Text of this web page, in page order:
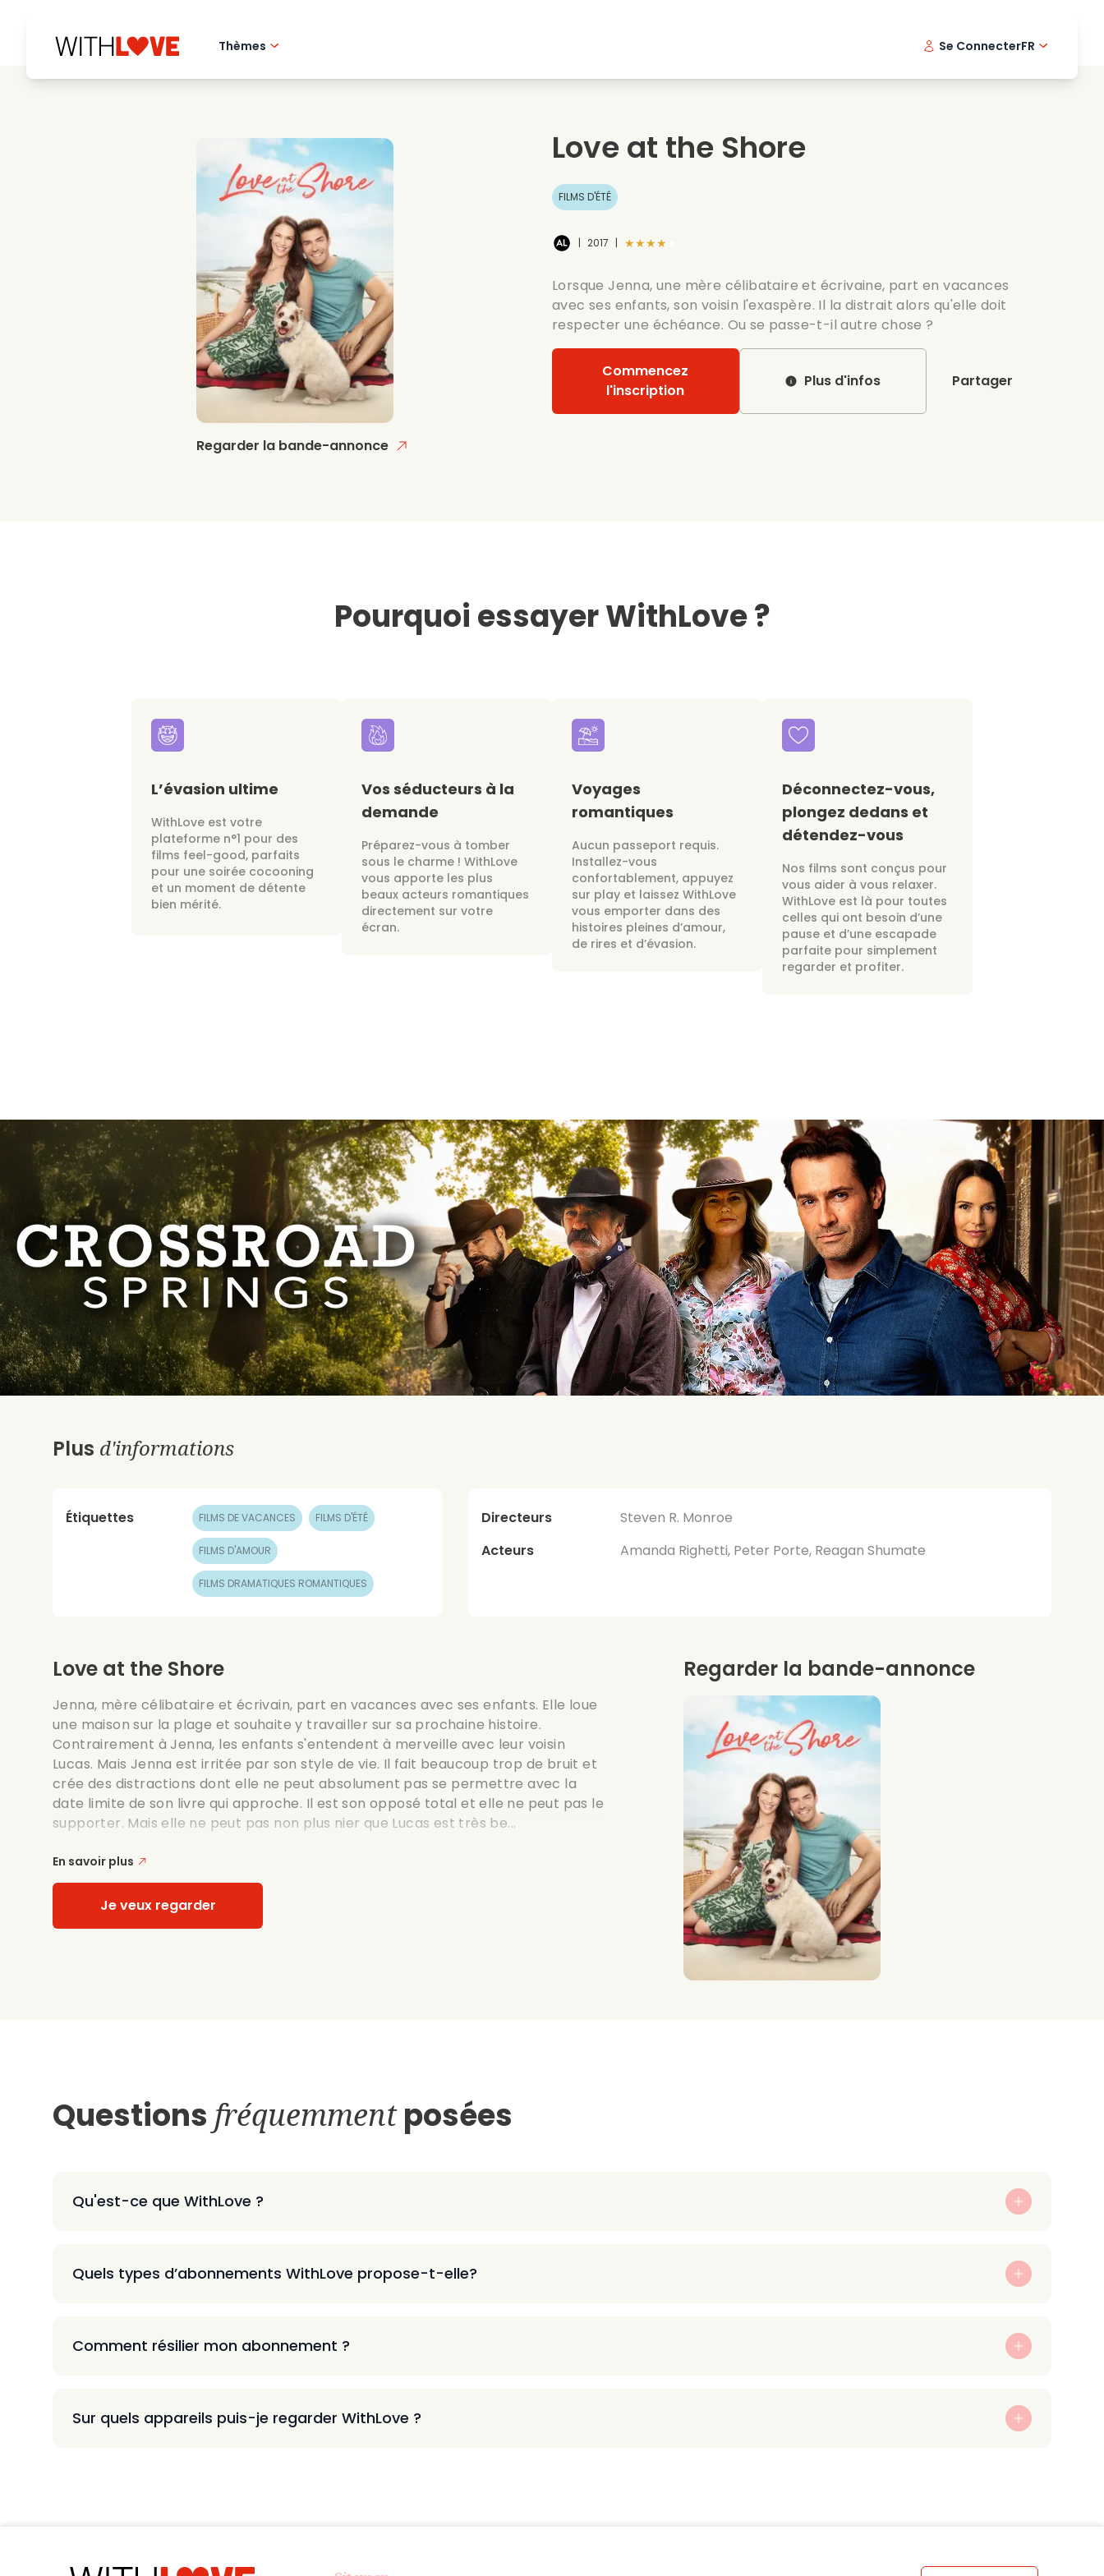
Thèmes
Mysteres
Date films
Series romantiques
Se ConnecterFR
Regarder la bande-annonce
Love at the Shore
FILMS D'ÉTÉ
| 2017 | ★★★★★
Lorsque Jenna, une mère célibataire et écrivaine, part en vacances
avec ses enfants, son voisin l'exaspère. Il la distrait alors qu'elle doit
respecter une échéance. Ou se passe-t-il autre chose ?
Commencez
l'inscription
Plus d'infos Partager
Pourquoi essayer WithLove ?
L’évasion ultime
WithLove est votre
plateforme n°1 pour des
films feel-good, parfaits
pour une soirée cocooning
et un moment de détente
bien mérité.
Vos séducteurs à la
demande
Préparez-vous à tomber
sous le charme ! WithLove
vous apporte les plus
beaux acteurs romantiques
directement sur votre
écran.
Voyages
romantiques
Aucun passeport requis.
Installez-vous
confortablement, appuyez
sur play et laissez WithLove
vous emporter dans des
histoires pleines d’amour,
de rires et d’évasion.
Déconnectez-vous,
plongez dedans et
détendez-vous
Nos films sont conçus pour
vous aider à vous relaxer.
WithLove est là pour toutes
celles qui ont besoin d’une
pause et d’une escapade
parfaite pour simplement
regarder et profiter.
Plus d'informations
Étiquettes FILMS DE VACANCES FILMS D'ÉTÉ
FILMS D'AMOUR
FILMS DRAMATIQUES ROMANTIQUES
Directeurs
Steven R. Monroe
Acteurs
Amanda Righetti, Peter Porte, Reagan Shumate
Love at the Shore
Jenna, mère célibataire et écrivain, part en vacances avec ses enfants. Elle loue
une maison sur la plage et souhaite y travailler sur sa prochaine histoire.
Contrairement à Jenna, les enfants s'entendent à merveille avec leur voisin
Lucas. Mais Jenna est irritée par son style de vie. Il fait beaucoup trop de bruit et
crée des distractions dont elle ne peut absolument pas se permettre avec la
date limite de son livre qui approche. Il est son opposé total et elle ne peut pas le
supporter. Mais elle ne peut pas non plus nier que Lucas est très be...
En savoir plus
Je veux regarder
Regarder la bande-annonce
Questions fréquemmentposées
Qu'est-ce que WithLove ?
Quels types d’abonnements WithLove propose-t-elle?
Comment résilier mon abonnement ?
Sur quels appareils puis-je regarder WithLove ?